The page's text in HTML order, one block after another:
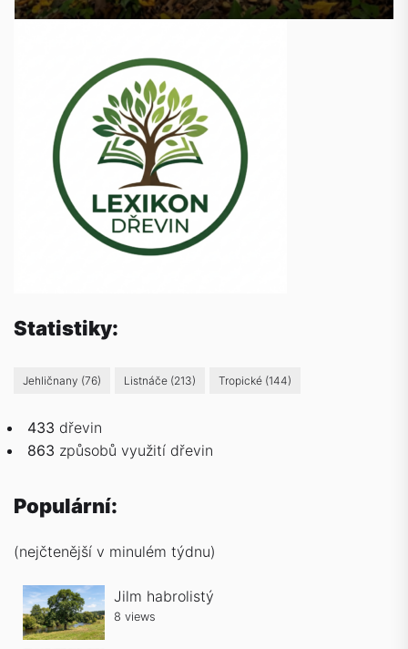
Statistiky:
Jehličnany (76) Listnáče (213) Tropické (144)
433 dřevin
863 způsobů využití dřevin
Populární:
(nejčtenější v minulém týdnu)
Jilm habrolistý
8 views